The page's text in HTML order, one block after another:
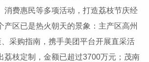
消费惠民等多项活动，打造荔枝节庆经
产区已是热火朝天的景象：主产区高州
、采购指南，携手美团平台开展直采活
荔枝定制，金额已超过3700万元；茂南